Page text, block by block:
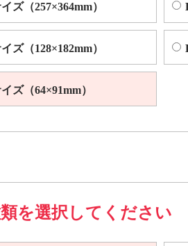
ズ（257×364mm）
ズ（128×182mm）
ズ（64×91mm）
を選択してください